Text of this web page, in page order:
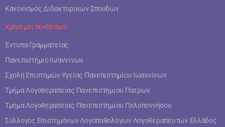
Κανονισμός Διδακτορικών Σπουδών
Χρήσιμοι σύνδεσμοι
Έντυπα Γραμματείας
Πανεπιστήμιο Ιωαννίνων
Σχολή Επιστημών Υγείας Πανεπιστημίου Ιωαννίνων
Τμήμα Λογοθεραπείας Πανεπιστημίου Πατρών
Τμήμα Λογοθεραπείας Πανεπιστημίου Πελοποννήσου
Σύλλογος Επιστημόνων Λογοπαθολόγων Λογοθεραπευτών Ελλάδος